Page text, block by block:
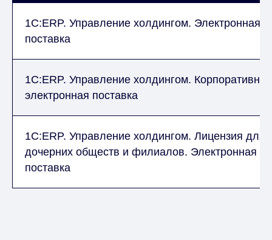
1С:ERP. Управление холдингом. Электронная
поставка
1С:ERP. Управление холдингом. Корпоративная
электронная поставка
1С:ERP. Управление холдингом. Лицензия для
дочерних обществ и филиалов. Электронная
поставка